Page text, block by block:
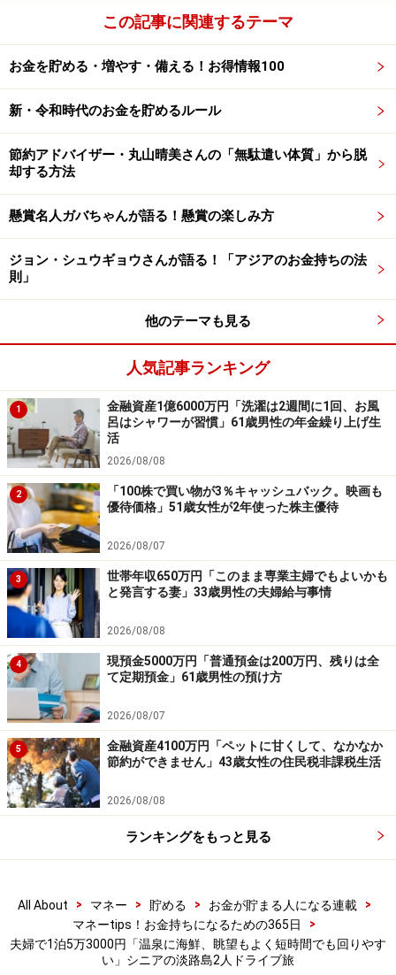
ビスや金額などの情報が異なることがございます
※投稿エピソードのため、内容の正確性を保証するもの
ではございません
※記事内容は執筆時点のものです。最新の内容をご確認くださ
い。
本記事の内容は一般的な情報提供を目的としており、特定の金融
商品や投資行動を推奨するものではありません。
投資や資産運用に関する最終的なご判断はご自身の責任において
行ってください。
掲載情報の正確性・完全性については十分に配慮しております
最新の情報や詳細については、必ず各金融機関やサービス提供者
の公式情報をご確認ください。
【編集部からのお知らせ】
※抽選で20名にAmazonギフト券1000円分プレゼント
※謝礼付きの限定アンケートやモニター企画に参加が可能に
なります
この記事に関連するテーマ
お金を貯める・増やす・備える！お得情報100
新・令和時代のお金を貯めるルール
節約アドバイザー・丸山晴美さんの「無駄遣い体質」から脱
却する方法
懸賞名人ガバちゃんが語る！懸賞の楽しみ方
ジョン・シュウギョウさんが語る！「アジアのお金持ちの法
則」
他のテーマも見る
人気記事ランキング
1
金融資産1億6000万円「洗濯は2週間に1回、お風
呂はシャワーが習慣」61歳男性の年金繰り上げ生
活
2026/08/08
2
「100株で買い物が3％キャッシュバック。映画も
優待価格」51歳女性が2年使った株主優待
2026/08/07
3
世帯年収650万円「このまま専業主婦でもよいかも
と発言する妻」33歳男性の夫婦給与事情
2026/08/08
4
現預金5000万円「普通預金は200万円、残りは全
て定期預金」61歳男性の預け方
2026/08/07
5
金融資産4100万円「ペットに甘くして、なかなか
節約ができません」43歳女性の住民税非課税生活
2026/08/08
ランキングをもっと見る
All About > マネー > 貯める > お金が貯まる人になる連載
>
マネーtips！お金持ちになるための365日
>
夫婦で1泊5万3000円「温泉に海鮮、眺望もよく短時間でも回りやす
い」シニアの淡路島2人ドライブ旅